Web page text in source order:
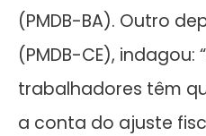
(PMDB-BA). Outro
(PMDB-CE), indagou:
trabalhadores têm
a conta do ajuste